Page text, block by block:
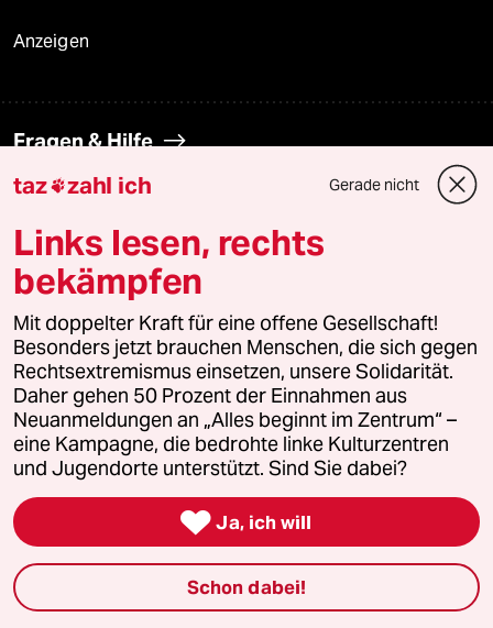
Anzeigen
Fragen & Hilfe
Aboservice
ePaper Login
Downloads für Abonnierende
© 2026 taz Verlags und Vertriebs GmbH
wenden Sie sich bitte an
lizenzen@taz.de
Feedback KI-
taz zahl ich Gerade nicht
Links lesen, rechts
bekämpfen
Mit doppelter Kraft für eine offene Gesellschaft!
Besonders jetzt brauchen Menschen, die sich gegen
Rechtsextremismus einsetzen, unsere Solidarität.
Daher gehen 50 Prozent der Einnahmen aus
Neuanmeldungen an „Alles beginnt im Zentrum“ –
eine Kampagne, die bedrohte linke Kulturzentren
und Jugendorte unterstützt. Sind Sie dabei?
 Ja, ich will
Schon dabei!